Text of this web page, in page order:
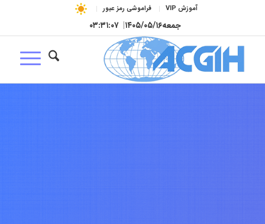
آموزش VIP فراموشی رمز عبور
جمعه۱۴۰۵/۰۵/۱۶| ۰۳:۳۱:۰۸